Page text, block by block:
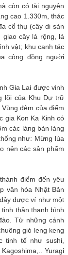
còn có tài nguyên
cao 1.330m, thác
cổ thụ (cây di sản
giao cây lá rộng, lá
vật; khu canh tác
cộng đồng người
Gia Lai được vinh
lõi của Khu Dự trữ
đệm của điểm
gia Kon Ka Kinh có
các làng bản làng
như: Mừng lúa
nên các sản phẩm
điểm đến yêu
văn hóa Nhật Bản
được ví như một
tinh thần thanh bình
Từ những cánh
gió leng keng
tinh tế như sushi,
Yuragi